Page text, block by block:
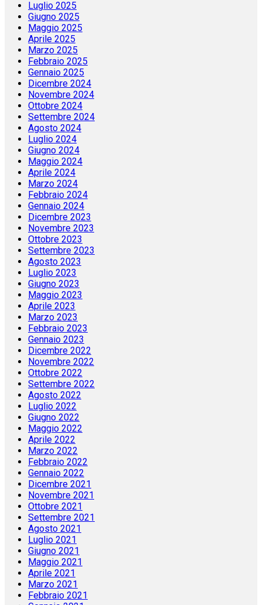
Luglio 2025
Giugno 2025
Maggio 2025
Aprile 2025
Marzo 2025
Febbraio 2025
Gennaio 2025
Dicembre 2024
Novembre 2024
Ottobre 2024
Settembre 2024
Agosto 2024
Luglio 2024
Giugno 2024
Maggio 2024
Aprile 2024
Marzo 2024
Febbraio 2024
Gennaio 2024
Dicembre 2023
Novembre 2023
Ottobre 2023
Settembre 2023
Agosto 2023
Luglio 2023
Giugno 2023
Maggio 2023
Aprile 2023
Marzo 2023
Febbraio 2023
Gennaio 2023
Dicembre 2022
Novembre 2022
Ottobre 2022
Settembre 2022
Agosto 2022
Luglio 2022
Giugno 2022
Maggio 2022
Aprile 2022
Marzo 2022
Febbraio 2022
Gennaio 2022
Dicembre 2021
Novembre 2021
Ottobre 2021
Settembre 2021
Agosto 2021
Luglio 2021
Giugno 2021
Maggio 2021
Aprile 2021
Marzo 2021
Febbraio 2021